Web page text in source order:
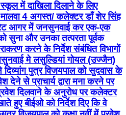
स्कूल में दाखिला दिलाने के लिए
4 अगस्त/ कलेक्टर डॉं शेर सिंह
आगर में जनसुनवाई कर एक-एक
और उनका तत्परता पूर्वक
करने के निर्देश संबंधित विभागों
मे लसुल्डियां गोयल (उज्जैन)
पुत्र विजयपाल को सुदवास के
देने से प्राचार्य द्वारा मना करने पर
दिलवाने के अनुरोध पर कलेक्टर
हुए बीईओ को निर्देश दिए कि वे